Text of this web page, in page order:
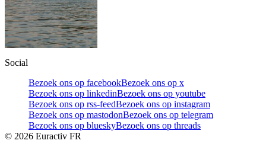
Social
Bezoek ons op facebookBezoek ons op x
Bezoek ons op linkedinBezoek ons op youtube
Bezoek ons op rss-feedBezoek ons op instagram
Bezoek ons op mastodonBezoek ons op telegram
Bezoek ons op blueskyBezoek ons op threads
© 2026 Euractiv FR